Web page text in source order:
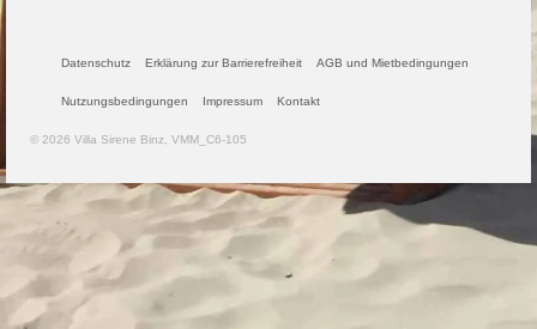
Datenschutz Erklärung zur Barrierefreiheit AGB und Mietbedingungen
Nutzungsbedingungen Impressum Kontakt
© 2026 Villa Sirene Binz, VMM_C6-105